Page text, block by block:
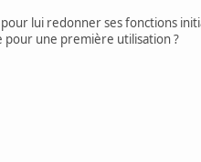
lui redonner ses fonctions
pour une première utilisation ?